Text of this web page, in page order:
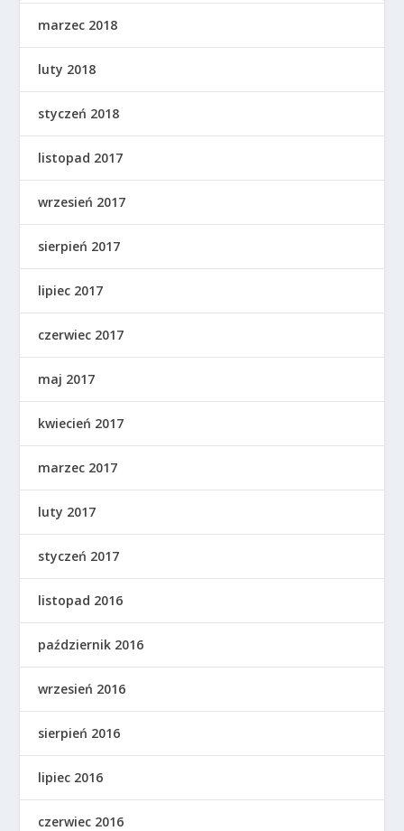
marzec 2018
luty 2018
styczeń 2018
listopad 2017
wrzesień 2017
sierpień 2017
lipiec 2017
czerwiec 2017
maj 2017
kwiecień 2017
marzec 2017
luty 2017
styczeń 2017
listopad 2016
październik 2016
wrzesień 2016
sierpień 2016
lipiec 2016
czerwiec 2016